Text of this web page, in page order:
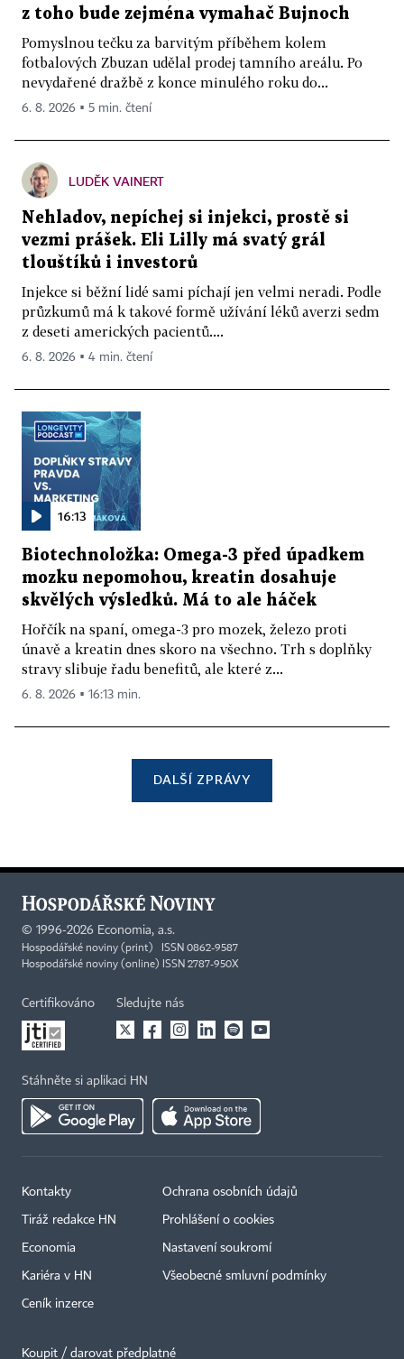
z toho bude zejména vymahač Bujnoch
Pomyslnou tečku za barvitým příběhem kolem
fotbalových Zbuzan udělal prodej tamního areálu. Po
nevydařené dražbě z konce minulého roku do...
6. 8. 2026 ▪ 5 min. čtení
LUDĚK VAINERT
Nehladov, nepíchej si injekci, prostě si
vezmi prášek. Eli Lilly má svatý grál
tlouštíků i investorů
Injekce si běžní lidé sami píchají jen velmi neradi. Podle
průzkumů má k takové formě užívání léků averzi sedm
z deseti amerických pacientů....
6. 8. 2026 ▪ 4 min. čtení
16:13
Biotechnoložka: Omega-3 před úpadkem
mozku nepomohou, kreatin dosahuje
skvělých výsledků. Má to ale háček
Hořčík na spaní, omega-3 pro mozek, železo proti
únavě a kreatin dnes skoro na všechno. Trh s doplňky
stravy slibuje řadu benefitů, ale které z...
6. 8. 2026 ▪ 16:13 min.
DALŠÍ ZPRÁVY
© 1996-2026 Economia, a.s.
Hospodářské noviny (print) ISSN 0862-9587
Hospodářské noviny (online) ISSN 2787-950X
Certifikováno Sledujte nás
Stáhněte si aplikaci HN
Kontakty
Tiráž redakce HN
Economia
Kariéra v HN
Ceník inzerce
Ochrana osobních údajů
Prohlášení o cookies
Nastavení soukromí
Všeobecné smluvní podmínky
Koupit / darovat předplatné